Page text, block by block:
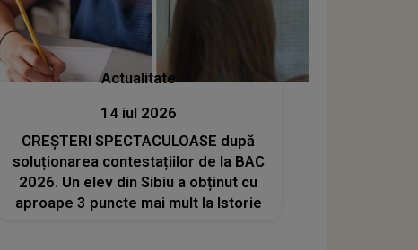
Actualitate
14 iul 2026
CREȘTERI SPECTACULOASE după
soluționarea contestațiilor de la BAC
2026. Un elev din Sibiu a obținut cu
aproape 3 puncte mai mult la Istorie